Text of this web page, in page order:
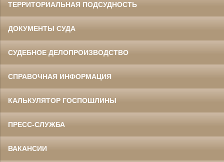
ТЕРРИТОРИАЛЬНАЯ ПОДСУДНОСТЬ
ДОКУМЕНТЫ СУДА
СУДЕБНОЕ ДЕЛОПРОИЗВОДСТВО
СПРАВОЧНАЯ ИНФОРМАЦИЯ
КАЛЬКУЛЯТОР ГОСПОШЛИНЫ
ПРЕСС-СЛУЖБА
ВАКАНСИИ